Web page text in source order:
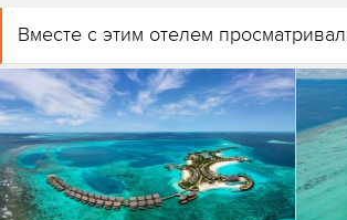
Вместе с этим отелем